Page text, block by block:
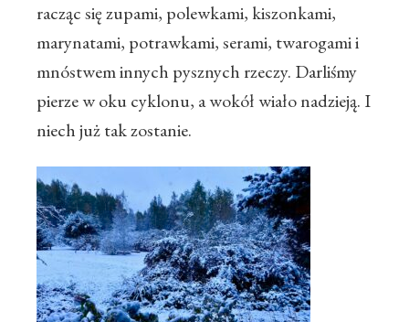
racząc się zupami, polewkami, kiszonkami,
marynatami, potrawkami, serami, twarogami i
mnóstwem innych pysznych rzeczy. Darliśmy
pierze w oku cyklonu, a wokół wiało nadzieją. I
niech już tak zostanie.